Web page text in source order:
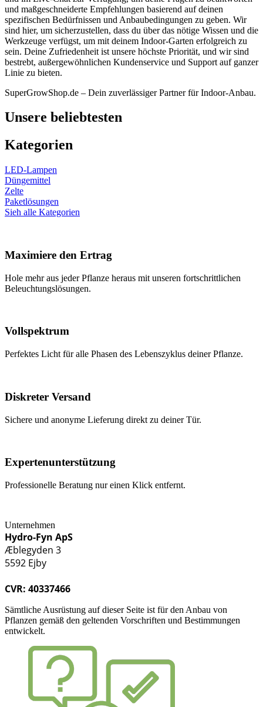
und maßgeschneiderte Empfehlungen basierend auf deinen
spezifischen Bedürfnissen und Anbaubedingungen zu geben. Wir
sind hier, um sicherzustellen, dass du über das nötige Wissen und die
Werkzeuge verfügst, um mit deinem Indoor-Garten erfolgreich zu
sein. Deine Zufriedenheit ist unsere höchste Priorität, und wir sind
bestrebt, außergewöhnlichen Kundenservice und Support auf ganzer
Linie zu bieten.
SuperGrowShop.de – Dein zuverlässiger Partner für Indoor-Anbau.
Unsere beliebtesten
Kategorien
LED-Lampen
Düngemittel
Zelte
Paketlösungen
Sieh alle Kategorien
Maximiere den Ertrag
Hole mehr aus jeder Pflanze heraus mit unseren fortschrittlichen
Beleuchtungslösungen.
Vollspektrum
Perfektes Licht für alle Phasen des Lebenszyklus deiner Pflanze.
Diskreter Versand
Sichere und anonyme Lieferung direkt zu deiner Tür.
Expertenunterstützung
Professionelle Beratung nur einen Klick entfernt.
Unternehmen
Hydro-Fyn ApS
Æblegyden 3
5592 Ejby
CVR: 40337466
Sämtliche Ausrüstung auf dieser Seite ist für den Anbau von
Pflanzen gemäß den geltenden Vorschriften und Bestimmungen
entwickelt.